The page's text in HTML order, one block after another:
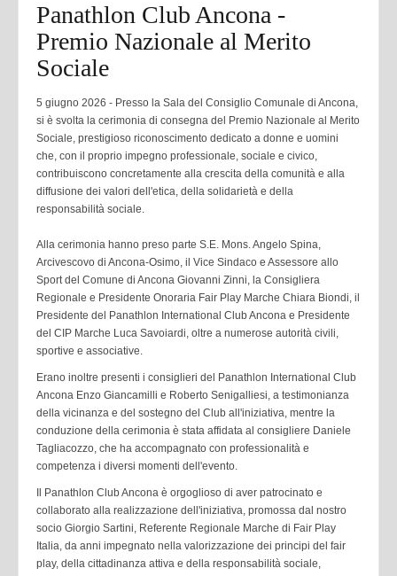
Panathlon Club Ancona -
Premio Nazionale al Merito
Sociale
5 giugno 2026 - Presso la Sala del Consiglio Comunale di Ancona,
si è svolta la cerimonia di consegna del Premio Nazionale al Merito
Sociale, prestigioso riconoscimento dedicato a donne e uomini
che, con il proprio impegno professionale, sociale e civico,
contribuiscono concretamente alla crescita della comunità e alla
diffusione dei valori dell'etica, della solidarietà e della
responsabilità sociale.
Alla cerimonia hanno preso parte S.E. Mons. Angelo Spina,
Arcivescovo di Ancona-Osimo, il Vice Sindaco e Assessore allo
Sport del Comune di Ancona Giovanni Zinni, la Consigliera
Regionale e Presidente Onoraria Fair Play Marche Chiara Biondi, il
Presidente del Panathlon International Club Ancona e Presidente
del CIP Marche Luca Savoiardi, oltre a numerose autorità civili,
sportive e associative.
Erano inoltre presenti i consiglieri del Panathlon International Club
Ancona Enzo Giancamilli e Roberto Senigalliesi, a testimonianza
della vicinanza e del sostegno del Club all'iniziativa, mentre la
conduzione della cerimonia è stata affidata al consigliere Daniele
Tagliacozzo, che ha accompagnato con professionalità e
competenza i diversi momenti dell'evento.
Il Panathlon Club Ancona è orgoglioso di aver patrocinato e
collaborato alla realizzazione dell'iniziativa, promossa dal nostro
socio Giorgio Sartini, Referente Regionale Marche di Fair Play
Italia, da anni impegnato nella valorizzazione dei principi del fair
play, della cittadinanza attiva e della responsabilità sociale,